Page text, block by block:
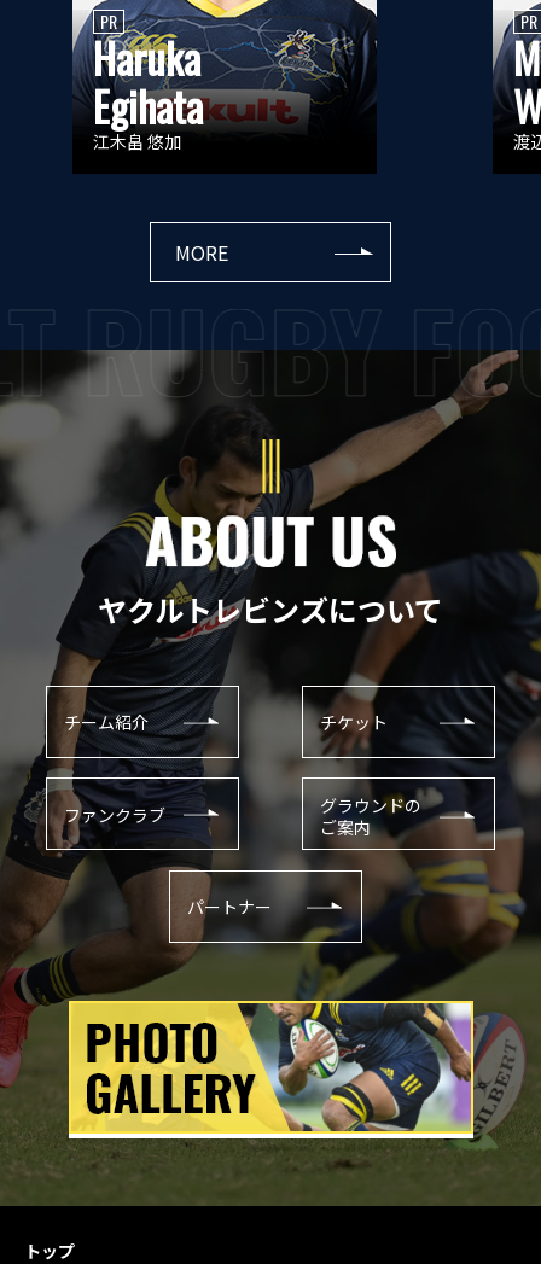
PR
Haruka
Egihata
江木畠 悠加
PR
渡
MORE
ヤクルトレビンズについて
チーム紹介 チケット
ファンクラブ
グラウンドの
ご案内
パートナー
トップ